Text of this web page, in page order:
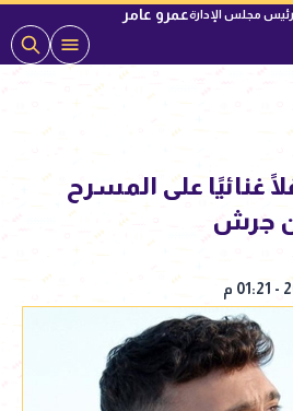
رئيس مجلس الإدارةعمرو عامر
غنائيًا على المسرح
جرش